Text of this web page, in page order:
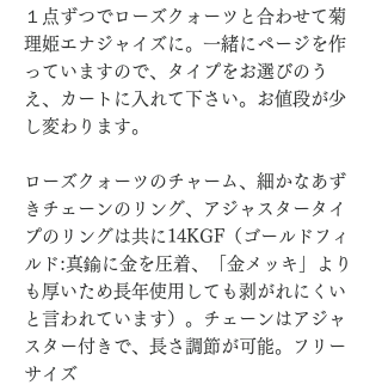
１点ずつでローズクォーツと合わせて菊
理姫エナジャイズに。一緒にページを作
っていますので、タイプをお選びのう
え、カートに入れて下さい。お値段が少
し変わります。
ローズクォーツのチャーム、細かなあず
きチェーンのリング、アジャスタータイ
プのリングは共に14KGF（ゴールドフィ
ルド:真鍮に金を圧着、「金メッキ」より
も厚いため長年使用しても剥がれにくい
と言われています）。チェーンはアジャ
スター付きで、長さ調節が可能。フリー
サイズ